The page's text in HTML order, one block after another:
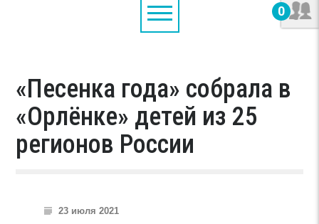
0
«Песенка года» собрала в
«Орлёнке» детей из 25
регионов России
23 июля 2021